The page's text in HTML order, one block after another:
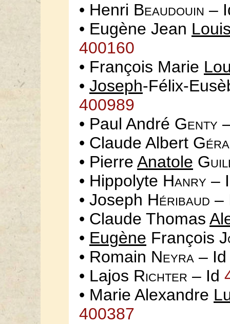
• Henri Beaudouin –
• Eugène Jean
400160
• François Marie
• Joseph-Félix-
400989
• Paul André Genty
• Claude Albert
• Pierre Anatole
• Hippolyte Hanry –
• Joseph Héribaud –
• Claude Thomas
• Eugène François
• Romain Neyra –
• Lajos Richter – Id
• Marie Alexandre
400387